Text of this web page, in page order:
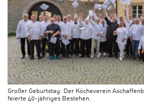
Großer Geburtstag: Der Köcheverein
feierte 40-jähriges Bestehen.